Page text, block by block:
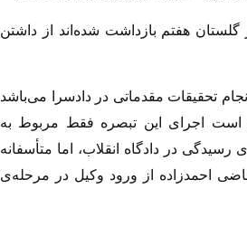
هفتم بازداشت شده‌اند از داشتن
تحقیقات مقدماتی در دادسرا می‌باشد
است اجرای این تبصره فقط مربوط به
در دادگاه انقلاب، اما متأسفانه
احمدزاده از ورود وکیل در مرحله‌ی